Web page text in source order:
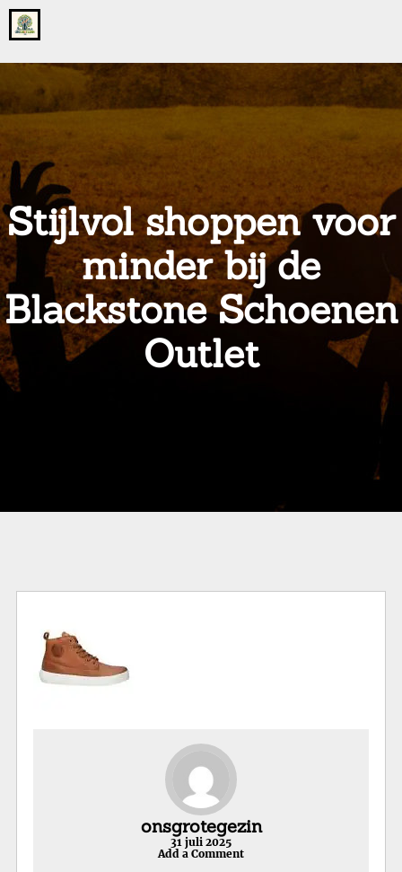
Go
to
home
onsgrotegezin.nl
Stijlvol shoppen voor
minder bij de
Blackstone Schoenen
Outlet
onsgrotegezin
31 juli 2025
Add a Comment